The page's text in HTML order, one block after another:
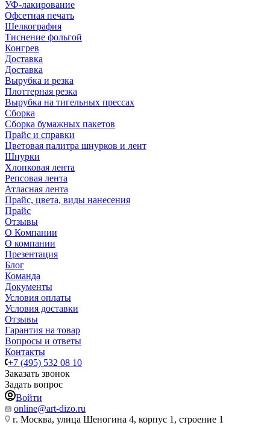
УФ-лакирование
Офсетная печать
Шелкография
Тиснение фольгой
Конгрев
Доставка
Доставка
Вырубка и резка
Плоттерная резка
Вырубка на тигельных прессах
Сборка
Сборка бумажных пакетов
Прайс и справки
Цветовая палитра шнурков и лент
Шнурки
Хлопковая лента
Репсовая лента
Атласная лента
Прайс, цвета, виды нанесения
Прайс
Отзывы
О Компании
О компании
Презентация
Блог
Команда
Документы
Условия оплаты
Условия доставки
Отзывы
Гарантия на товар
Вопросы и ответы
Контакты
+7 (495) 532 08 10
Заказать звонок
Задать вопрос
Войти
online@art-dizo.ru
г. Москва, улица Шеногина 4, корпус 1, строение 1